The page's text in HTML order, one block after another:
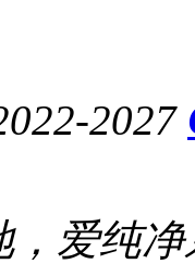
2027
，爱纯